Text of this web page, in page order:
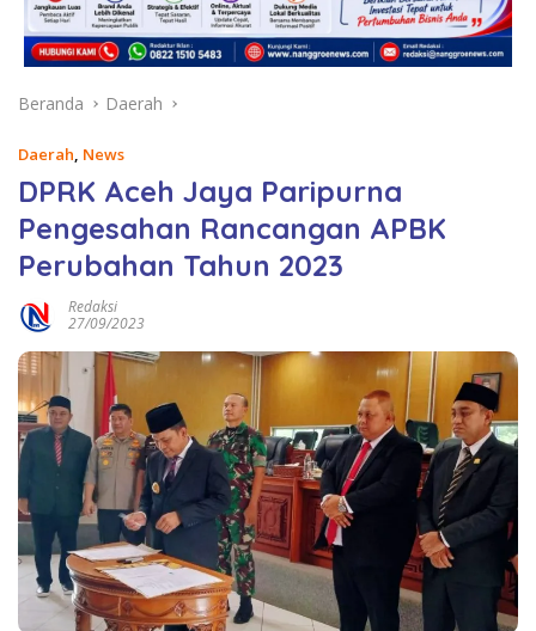
Beranda Daerah
Daerah News
DPRK Aceh Jaya Paripurna
Pengesahan Rancangan APBK
Perubahan Tahun 2023
Redaksi
27/09/2023